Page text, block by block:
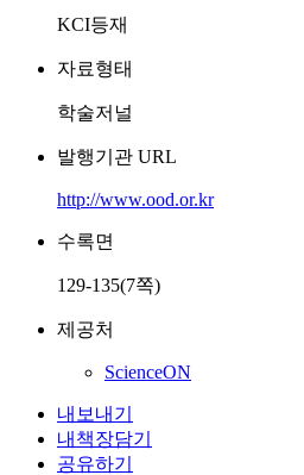
KCI등재
자료형태
학술저널
발행기관 URL
http://www.ood.or.kr
수록면
129-135(7쪽)
제공처
ScienceON
내보내기
내책장담기
공유하기